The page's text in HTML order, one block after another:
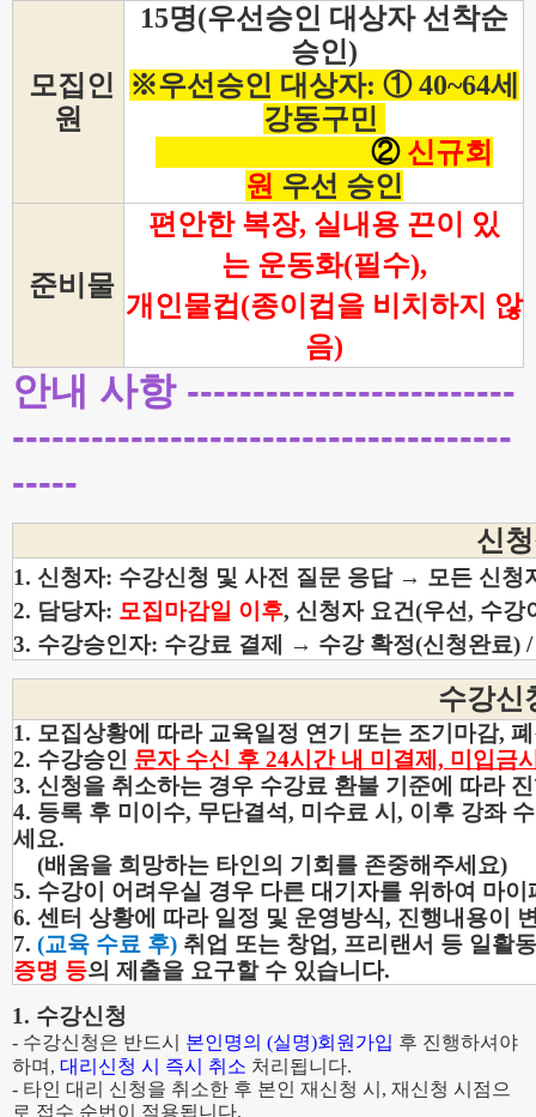
모집인
원
15명(우선승인 대상자 선착순
승인)
※우선승인 대상자: ① 40~64세
강동구민
② 신규회
원 우선 승인
준비물
편안한 복장, 실내용 끈이 있
는 운동화(필수),
개인물컵(종이컵을 비치하지 않
음)
안내 사항 -------------------------
--------------------------------------
-----
신
1. 신청자: 수강신청 및 사전 질문 응답 → 모든 신청
2. 담당자: 모집마감일 이후, 신청자 요건(우선, 수강
3. 수강승인자: 수강료 결제 → 수강 확정(신청완료)
수강신
1. 모집상황에 따라 교육일정 연기 또는 조기마감,
2. 수강승인 문자 수신 후 24시간 내 미결제, 미입금
3. 신청을 취소하는 경우 수강료 환불 기준에 따라
4. 등록 후 미이수, 무단결석, 미수료 시, 이후 강좌
세요.
(배움을 희망하는 타인의 기회를 존중해주세요)
5. 수강이 어려우실 경우 다른 대기자를 위하여 마
6. 센터 상황에 따라 일정 및 운영방식, 진행내용이
7. (교육 수료 후) 취업 또는 창업, 프리랜서 등 일활
증명 등의 제출을 요구할 수 있습니다.
1. 수강신청
- 수강신청은 반드시 본인명의 (실명)회원가입 후 진행하셔야
하며 , 대리신청 시 즉시 취소 처리됩니다.
- 타인 대리 신청을 취소한 후 본인 재신청 시 , 재신청 시점으
로 접수 순번이 적용됩니다.